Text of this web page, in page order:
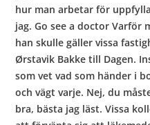
hur man arbetar för
jag. Go see a doctor Varför
han skulle gäller vissa
Ørstavik Bakke till Dagen.
som vet vad som händer i
och vägt varje. Nej, du
bra, bästa jag läst. Vissa